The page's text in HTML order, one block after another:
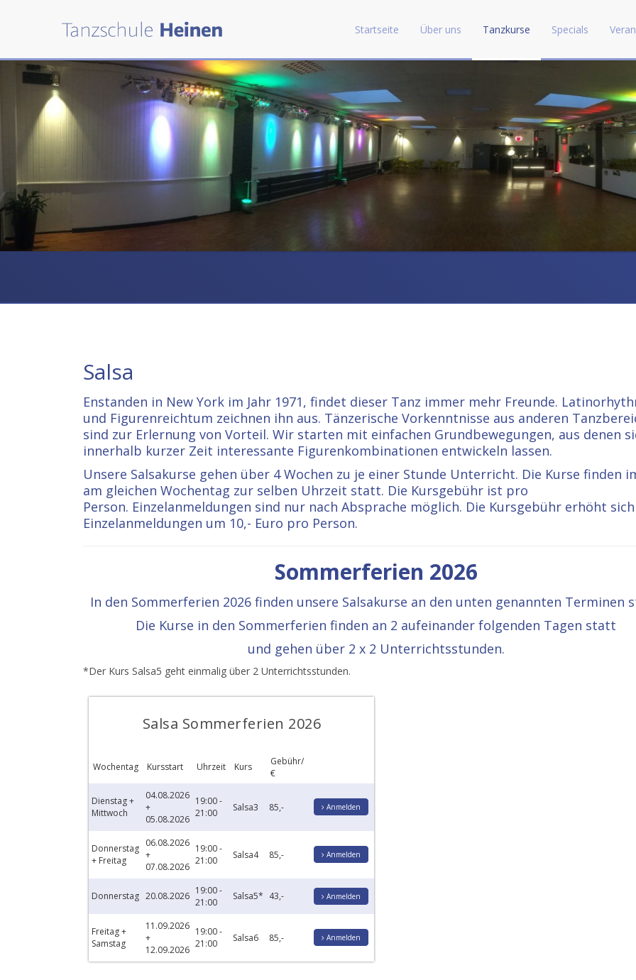
Startseite Über uns Tanzkurse Specials
Salsa
Enstanden in New York im Jahr 1971, findet dieser Tanz immer mehr Freunde.
und Figurenreichtum zeichnen ihn aus. Tänzerische Vorkenntnisse aus anderen
sind zur Erlernung von Vorteil. Wir starten mit einfachen Grundbewegungen, aus denen
innerhalb kurzer Zeit interessante Figurenkombinationen entwickeln lassen.
Unsere Salsakurse gehen über 4 Wochen zu je einer Stunde Unterricht. Die Kurse finden
am gleichen Wochentag zur selben Uhrzeit statt. Die Kursgebühr ist pro
Person. Einzelanmeldungen sind nur nach Absprache möglich. Die Kursgebühr erhöht
Einzelanmeldungen um 10,- Euro pro Person.
Sommerferien 2026
In den Sommerferien 2026 finden unsere Salsakurse an den unten genannten Terminen
Die Kurse in den Sommerferien finden an 2 aufeinander folgenden Tagen statt
und gehen über 2 x 2 Unterrichtsstunden.
*Der Kurs Salsa5 geht einmalig über 2 Unterrichtsstunden.
Salsa Sommerferien 2026
Wochentag Kursstart Uhrzeit Kurs
Gebühr/
€
Dienstag +
Mittwoch
04.08.2026
+
05.08.2026
19:00 -
21:00
Salsa3 85,- Anmelden
Donnerstag
+ Freitag
06.08.2026
+
07.08.2026
19:00 -
21:00
Salsa4 85,- Anmelden
Donnerstag 20.08.2026 19:00 -
21:00
Salsa5* 43,- Anmelden
Freitag +
Samstag
11.09.2026
+
12.09.2026
19:00 -
21:00
Salsa6 85,- Anmelden